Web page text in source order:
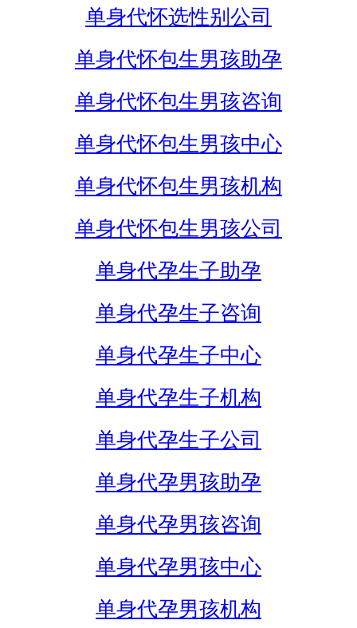
单身代怀选性别公司
单身代怀包生男孩助孕
单身代怀包生男孩咨询
单身代怀包生男孩中心
单身代怀包生男孩机构
单身代怀包生男孩公司
单身代孕生子助孕
单身代孕生子咨询
单身代孕生子中心
单身代孕生子机构
单身代孕生子公司
单身代孕男孩助孕
单身代孕男孩咨询
单身代孕男孩中心
单身代孕男孩机构